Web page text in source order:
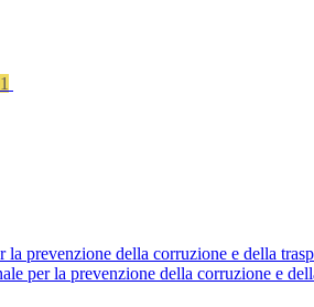
la prevenzione della corruzione e della
per la prevenzione della corruzione e